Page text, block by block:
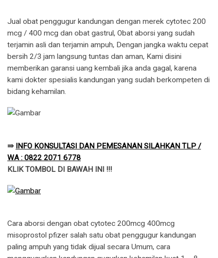
Jual obat penggugur kandungan dengan merek cytotec 200
mcg / 400 mcg dan obat gastrul, Obat aborsi yang sudah
terjamin asli dan terjamin ampuh, Dengan jangka waktu cepat
bersih 2/3 jam langsung tuntas dan aman, Kami disini
memberikan garansi uang kembali jika anda gagal, karena
kami dokter spesialis kandungan yang sudah berkompeten di
bidang kehamilan.
⇛ INFO KONSULTASI DAN PEMESANAN SILAHKAN TLP /
WA : 0822 2071 6778
KLIK TOMBOL DI BAWAH INI !!!
Cara aborsi dengan obat cytotec 200mcg 400mcg
misoprostol pfizer salah satu obat penggugur kandungan
paling ampuh yang tidak dijual secara Umum, cara